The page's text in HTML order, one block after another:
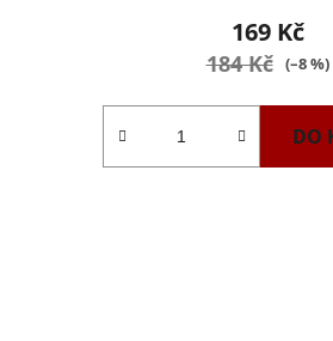
169 Kč
184 Kč (–8 %)
DO